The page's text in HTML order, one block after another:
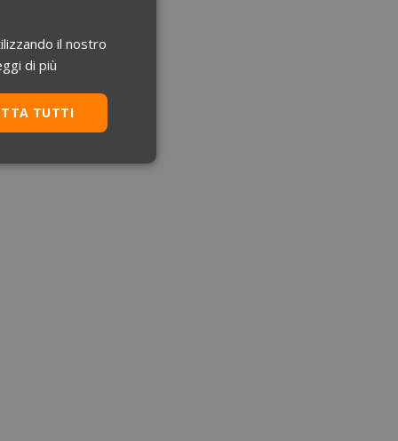
il nostro
di più
TUTTI
classificati
cookie
viene
sua analisi dei